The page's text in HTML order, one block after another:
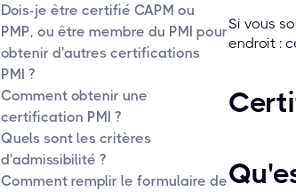
Dois-je être certifié CAPM ou
PMP, ou être membre du PMI pour
obtenir d'autres certifications
PMI ?
Comment obtenir une
certification PMI ?
Quels sont les critères
d'admissibilité ?
Comment remplir le formulaire de
Si vous
endroit :